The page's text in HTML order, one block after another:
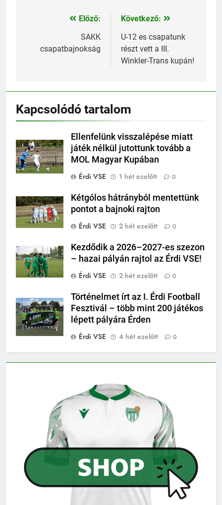
BejegyzésElőző:
SAKK
csapatbajnokság
Következő:
U-12 es csapatunk
részt vett a III.
Winkler-Trans kupán!
Kapcsolódó tartalom
Ellenfelünk visszalépése miatt
játék nélkül jutottunk tovább a
MOL Magyar Kupában
Érdi VSE
1 hét ezelőtt 0
Kétgólos hátrányból mentettünk
pontot a bajnoki rajton
Érdi VSE
2 hét ezelőtt 0
Kezdődik a 2026–2027-es szezon
– hazai pályán rajtol az Érdi VSE!
Érdi VSE
2 hét ezelőtt 0
Történelmet írt az I. Érdi Football
Fesztivál – több mint 200 játékos
lépett pályára Érden
Érdi VSE
4 hét ezelőtt 0